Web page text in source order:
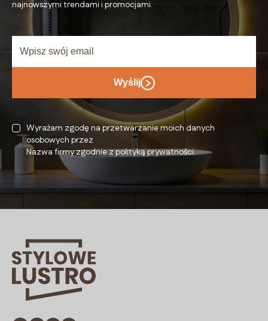
najnowszymi trendami i promocjami.
Wyślij
Wyrażam zgodę na przetwarzanie moich danych
osobowych przez
Nazwa firmy zgodnie z polityką prywatności.